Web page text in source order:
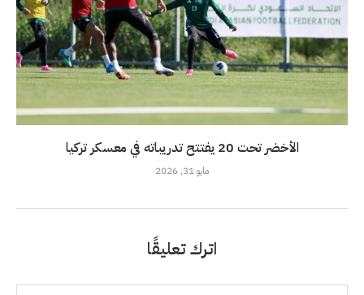
الأخضر تحت 20 يفتتح تدريباته في معسكر تركيا
مايو 31, 2026
اترك تعليقًا